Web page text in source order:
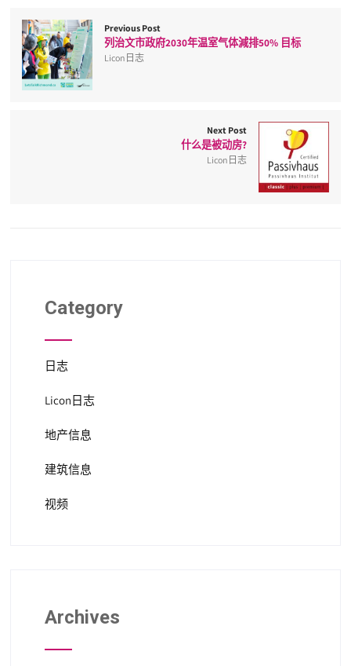
Previous Post
列治文市政府2030年温室气体減排50% 目标
Licon日志
Next Post
什么是被动房?
Licon日志
Category
日志
Licon日志
地产信息
建筑信息
视频
Archives